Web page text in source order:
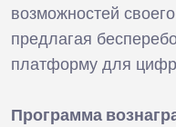
возможностей
предлагая
платформу для
Программа